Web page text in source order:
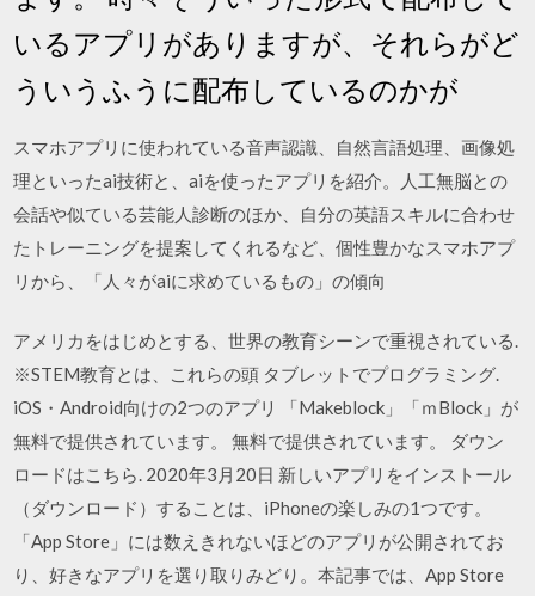
いるアプリがありますが、それらがど
ういうふうに配布しているのかが
スマホアプリに使われている音声認識、自然言語処理、画像処
理といったai技術と、aiを使ったアプリを紹介。人工無脳との
会話や似ている芸能人診断のほか、自分の英語スキルに合わせ
たトレーニングを提案してくれるなど、個性豊かなスマホアプ
リから、「人々がaiに求めているもの」の傾向
アメリカをはじめとする、世界の教育シーンで重視されている.
※STEM教育とは、これらの頭 タブレットでプログラミング.
iOS・Android向けの2つのアプリ 「Makeblock」「ｍBlock」が
無料で提供されています。 無料で提供されています。 ダウン
ロードはこちら. 2020年3月20日 新しいアプリをインストール
（ダウンロード）することは、iPhoneの楽しみの1つです。
「App Store」には数えきれないほどのアプリが公開されてお
り、好きなアプリを選り取りみどり。本記事では、App Store